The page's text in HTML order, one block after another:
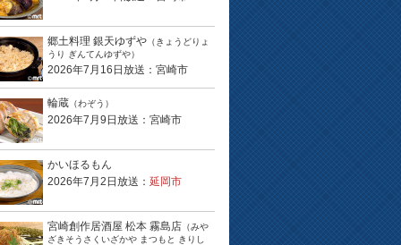
郷土料理 銀天ゆずや （きょうどりょ
うり ぎんてんゆずや）
2026年7月16日放送：宮崎市
輪蔵 （わぞう）
2026年7月9日放送：宮崎市
かいほるもん
2026年7月2日放送： 延岡市
宮崎創作居酒屋 松本 霧島店 （みや
ざきそうさくいざかや まつもと きりし